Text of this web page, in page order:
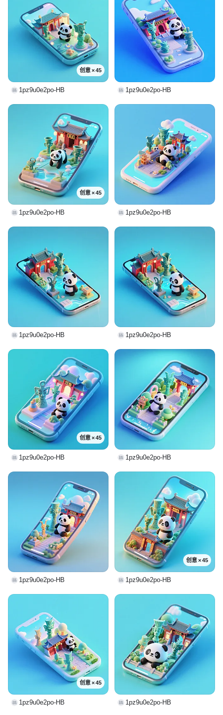
创意 × 45
1pz9u0e2po-HB 1pz9u0e2po-HB
创意 × 45
1pz9u0e2po-HB 1pz9u0e2po-HB
1pz9u0e2po-HB 1pz9u0e2po-HB
创意 × 45
1pz9u0e2po-HB 1pz9u0e2po-HB
1pz9u0e2po-HB
创意 × 45
1pz9u0e2po-HB
创意 × 45
1pz9u0e2po-HB 1pz9u0e2po-HB